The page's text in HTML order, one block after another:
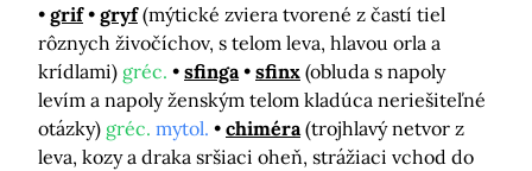
grif
gryf (mýtické zviera tvorené z častí tiel
rôznych živočíchov, s telom leva, hlavou orla a
krídlami) gréc. sfinga sfinx (obluda s napoly
levím a napoly ženským telom kladúca neriešiteľné
otázky) gréc. mytol. chiméra (trojhlavý netvor z
leva, kozy a draka sršiaci oheň, strážiaci vchod do